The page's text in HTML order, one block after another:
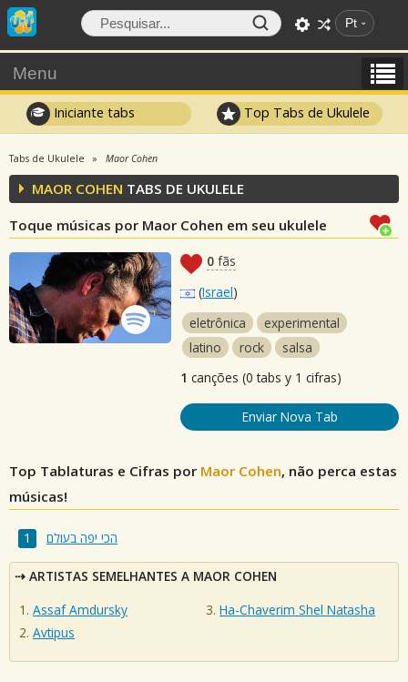
Pt
Menu
Iniciante tabs Top Tabs de Ukulele
Tabs de Ukulele Maor Cohen
MAOR COHEN TABS DE UKULELE
Toque músicas por Maor Cohen em seu ukulele
0 fãs
(Israel)
eletrônica
experimental
latino
rock
salsa
1 canções (0 tabs y 1 cifras)
Enviar Nova Tab
Top Tablaturas e Cifras por Maor Cohen, não perca estas
músicas!
הכי יפה בעולם
ARTISTAS SEMELHANTES A MAOR COHEN
Assaf Amdursky
Avtipus
Ha-Chaverim Shel Natasha